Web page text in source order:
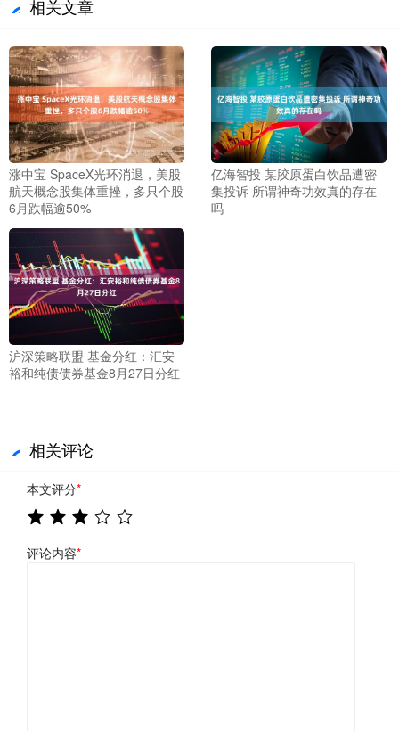
相关文章
涨中宝 SpaceX光环消退，美股
航天概念股集体重挫，多只个股
6月跌幅逾50%
亿海智投 某胶原蛋白饮品遭密
集投诉 所谓神奇功效真的存在
吗
沪深策略联盟 基金分红：汇安
裕和纯债债券基金8月27日分红
相关评论
本文评分*
评论内容*